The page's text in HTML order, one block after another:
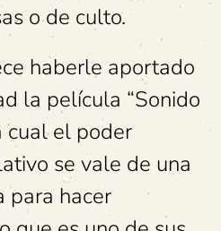
o de culto.
haberle aportado
la película “Sonido
cual el poder
se vale de una
para hacer